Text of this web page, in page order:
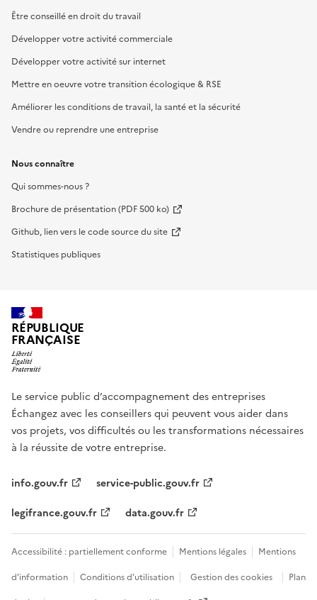
Être conseillé en droit du travail
Développer votre activité commerciale
Développer votre activité sur internet
Mettre en oeuvre votre transition écologique & RSE
Améliorer les conditions de travail, la santé et la sécurité
Vendre ou reprendre une entreprise
Nous connaître
Qui sommes-nous ?
Brochure de présentation (PDF 500 ko)
Github, lien vers le code source du site
Statistiques publiques
RÉPUBLIQUE
FRANÇAISE
Le service public d’accompagnement des entreprises
Échangez avec les conseillers qui peuvent vous aider dans
vos projets, vos difficultés ou les transformations nécessaires
à la réussite de votre entreprise.
info.gouv.fr
service-public.gouv.fr
legifrance.gouv.fr
data.gouv.fr
Accessibilité : partiellement conforme Mentions légales
Mentions
d'information
Conditions d’utilisation Gestion des cookies
Plan